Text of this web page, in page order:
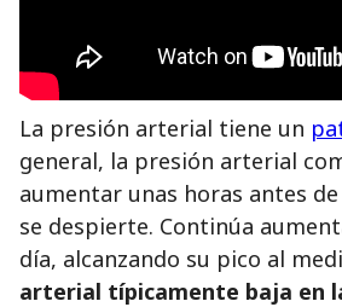
La presión arterial tiene un
general, la presión arterial
aumentar unas horas antes
se despierte. Continúa
día, alcanzando su pico al
arterial típicamente baja en